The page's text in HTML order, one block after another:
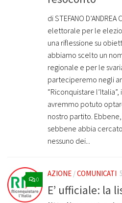
di STEFANO
elettorale per le
una riflessione su
abbiamo scelto un
regionale e per le
parteciperemo negli
“Riconquistare
avremmo potuto
nostro partito.
sebbene abbia
nessuno dei...
0
AZIONE /COMUNICATI
E’ ufficiale: la